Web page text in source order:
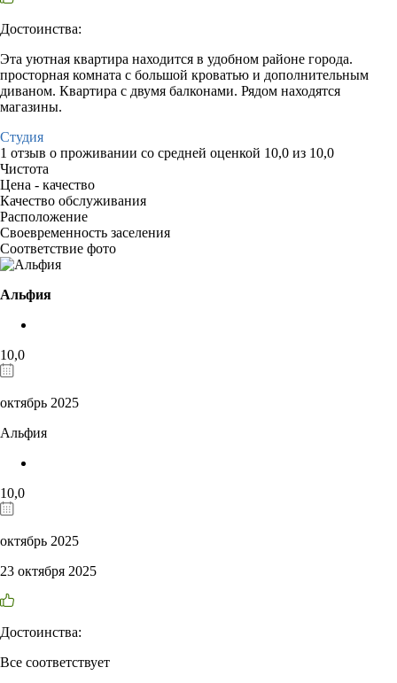
Достоинства:
Эта уютная квартира находится в удобном районе города.
просторная комната с большой кроватью и дополнительным
диваном. Квартира с двумя балконами. Рядом находятся
магазины.
Студия
1 отзыв о проживании со средней оценкой 10,0 из 10,0
Чистота
Цена - качество
Качество обслуживания
Расположение
Своевременность заселения
Соответствие фото
Альфия
10,0
октябрь 2025
Альфия
10,0
октябрь 2025
23 октября 2025
Достоинства:
Все соответствует